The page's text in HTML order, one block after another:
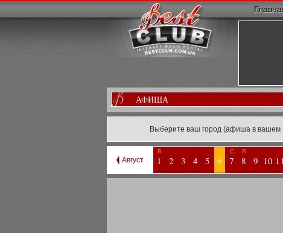
АФИША
Выберите ваш город (афиша в вашем
Август
В
1 2 3 4 5 6
С
7
В
8 9 10 11